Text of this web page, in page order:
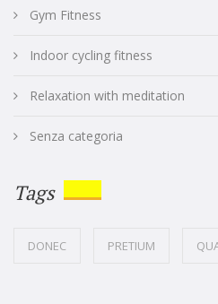
Gym Fitness
Indoor cycling fitness
Relaxation with meditation
Senza categoria
Tags
DONEC PRETIUM